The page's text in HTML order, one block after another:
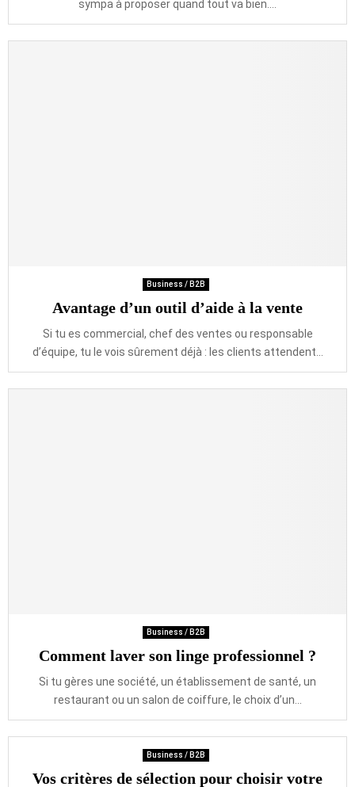
sympa à proposer quand tout va bien....
Business / B2B
Avantage d’un outil d’aide à la vente
Si tu es commercial, chef des ventes ou responsable
d’équipe, tu le vois sûrement déjà : les clients attendent...
Business / B2B
Comment laver son linge professionnel ?
Si tu gères une société, un établissement de santé, un
restaurant ou un salon de coiffure, le choix d’un...
Business / B2B
Vos critères de sélection pour choisir votre